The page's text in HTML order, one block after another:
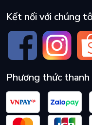
Kết nối với chúng
Phương thức